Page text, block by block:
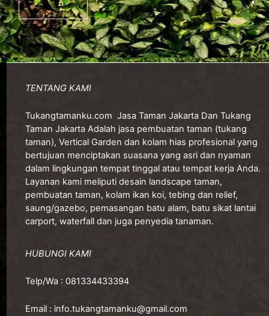
Jakarta
TENTANG KAMI
Tukangtamanku.com Jasa Taman Jakarta Dan Tukang
Taman Jakarta Adalah jasa pembuatan taman (tukang
taman), Vertical Garden dan kolam hias profesional yang
bertujuan menciptakan suasana yang asri dan nyaman
dalam lingkungan tempat tinggal atau tempat kerja Anda.
Layanan kami meliputi desain landscape taman,
pembuatan taman, kolam ikan koi, tebing dan relief,
saung/gazebo, pemasangan batu alam, batu sikat lantai
carport, waterfall dan juga penyedia tanaman.
HUBUNGI KAMI
Telp/Wa : 081334433394
Email : info.tukangtamanku@gmail.com